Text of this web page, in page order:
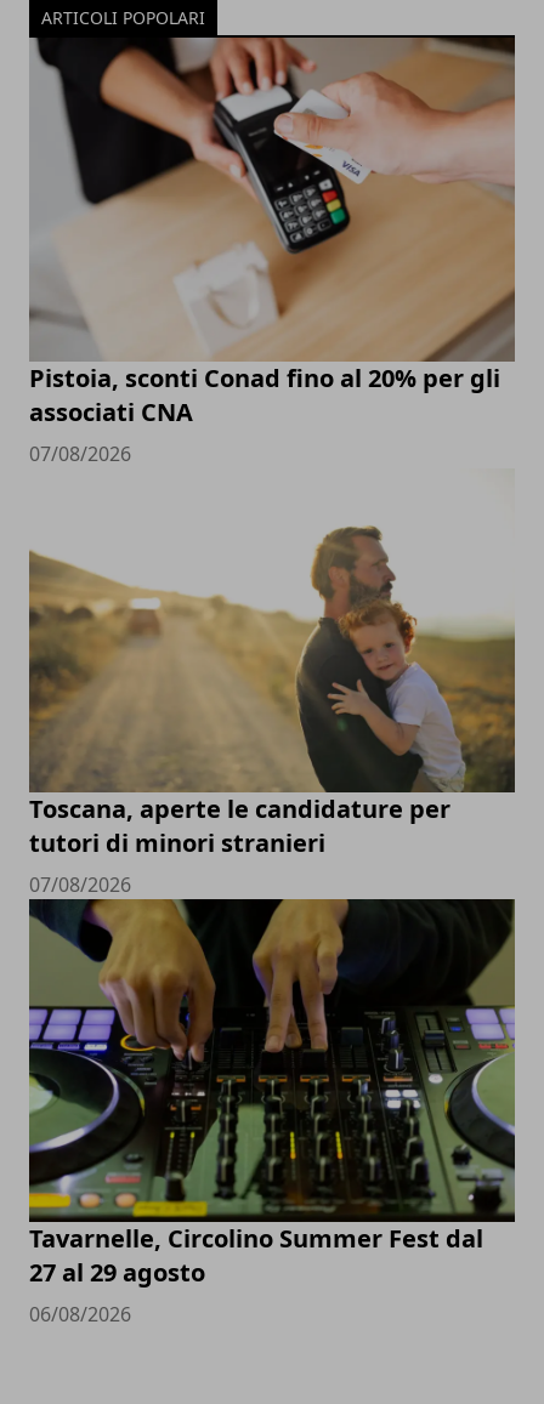
ARTICOLI POPOLARI
Pistoia, sconti Conad fino al 20% per gli
associati CNA
07/08/2026
Toscana, aperte le candidature per
tutori di minori stranieri
07/08/2026
Tavarnelle, Circolino Summer Fest dal
27 al 29 agosto
06/08/2026